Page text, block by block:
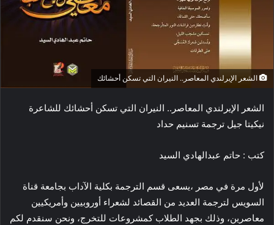
الشعر الإيرلندي المعاصر.. النيران التي تسكن أحشائك
الشعر الإيرلندي المعاصر.. النيران التي تسكن أحشائك للشاعرة
نيكيتا جيل ترجمة تسنيم حداد
كتب : حاتم عبدالهادي السيد
لأول مرة في مصر ،يسعى قسم الترجمة بكلية الآداب بجامعة قناة
السويس لترجمة العديد من القصائد لشعراء أوروبيين وأمريكيين
معاصرين، وذلك بجهد الطلاب كمشروعات للتخرج، ونحن سنقدم لكم